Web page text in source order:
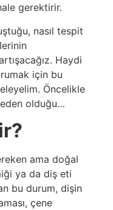
gerektirir.
nasıl tespit
Haydi
için bu
Öncelikle
olduğu…
ama doğal
ya da diş eti
bu durum, dişin
çene